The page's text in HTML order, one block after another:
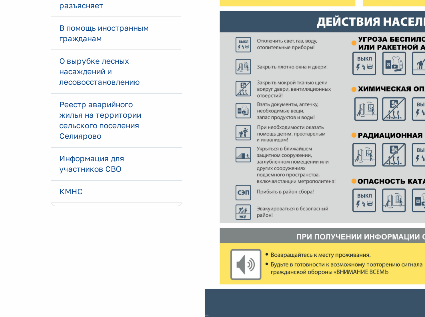
разъясняет
В помощь иностранным
гражданам
О вырубке лесных
насаждений и
лесовосстановлению
Реестр аварийного
жилья на территории
сельского поселения
Селиярово
Информация для
участников СВО
КМНС